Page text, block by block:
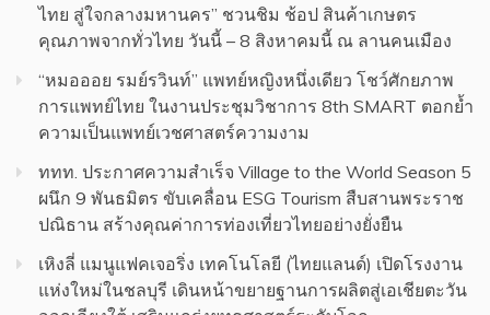
ไทย สู่ใจกลางมหานคร” ชวนชิม ช้อป สินค้าเกษตร
คุณภาพจากทั่วไทย วันนี้ – 8 สิงหาคมนี้ ณ ลานคนเมือง
“หมอออย รมย์รวินท์” แพทย์หญิงหนึ่งเดียว โชว์ศักยภาพ
การแพทย์ไทย ในงานประชุมวิชาการ 8th SMART ตอกย้ำ
ความเป็นแพทย์เวชศาสตร์ความงาม
ททท. ประกาศความสำเร็จ Village to the World Season 5
ผนึก 9 พันธมิตร ขับเคลื่อน ESG Tourism สืบสานพระราช
ปณิธาน สร้างคุณค่าการท่องเที่ยวไทยอย่างยั่งยืน
เหิงลี่ แมนูแฟคเจอริ่ง เทคโนโลยี (ไทยแลนด์) เปิดโรงงาน
แห่งใหม่ในชลบุรี เดินหน้าขยายฐานการผลิตสู่เอเชียตะวัน